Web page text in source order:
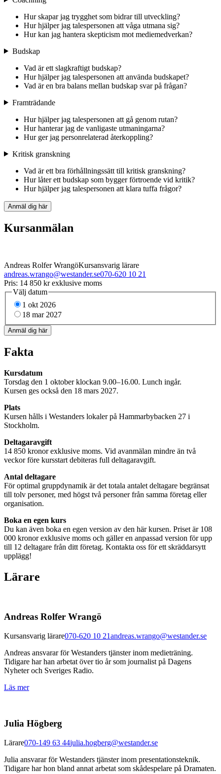
Hur skapar jag trygghet som bidrar till utveckling?
Hur hjälper jag talespersonen att våga utmana sig?
Hur kan jag hantera skepticism mot mediemedverkan?
Budskap
Vad är ett slagkraftigt budskap?
Hur hjälper jag talespersonen att använda budskapet?
Vad är en bra balans mellan budskap svar på frågan?
Framträdande
Hur hjälper jag talespersonen att gå genom rutan?
Hur hanterar jag de vanligaste utmaningarna?
Hur ger jag personrelaterad återkoppling?
Kritisk granskning
Vad är ett bra förhållningssätt till kritisk granskning?
Hur låter ett budskap som bygger förtroende vid kritik?
Hur hjälper jag talespersonen att klara tuffa frågor?
Anmäl dig här
Kursanmälan
Andreas Rolfer WrangöKursansvarig lärare
andreas.wrango@westander.se070-620 10 21
Pris: 14 850 kr exklusive moms
Välj datum
1 okt 2026
18 mar 2027
Anmäl dig här
Fakta
Kursdatum
Torsdag den 1 oktober klockan 9.00–16.00. Lunch ingår.
Kursen ges också den 18 mars 2027.
Plats
Kursen hålls i Westanders lokaler på Hammarbybacken 27 i
Stockholm.
Deltagaravgift
14 850 kronor exklusive moms. Vid avanmälan mindre än två
veckor före kursstart debiteras full deltagaravgift.
Antal deltagare
För optimal gruppdynamik är det totala antalet deltagare begränsat
till tolv personer, med högst två personer från samma företag eller
organisation.
Boka en egen kurs
Du kan även boka en egen version av den här kursen. Priset är 108
000 kronor exklusive moms och gäller en anpassad version för upp
till 12 deltagare från ditt företag. Kontakta oss för ett skräddarsytt
upplägg!
Lärare
Andreas Rolfer Wrangö
Kursansvarig lärare070-620 10 21andreas.wrango@westander.se
Andreas ansvarar för Westanders tjänster inom medieträning.
Tidigare har han arbetat över tio år som journalist på Dagens
Nyheter och Sveriges Radio.
Läs mer
Julia Högberg
Lärare070-149 63 44julia.hogberg@westander.se
Julia ansvarar för Westanders tjänster inom presentationsteknik.
Tidigare har hon bland annat arbetat som skådespelare på Dramaten.